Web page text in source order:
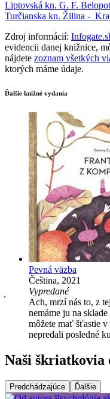
Liptovská kn. G. F.
Turčianska kn. Žilina -
Zdroj informácií:
evidencii danej knižnice,
nájdete zoznam všetkých
ktorých máme údaje.
Ďalšie knižné vydania
Pevná väzba
Čeština, 2021
Vypredané
Ach, mrzí nás to, z
nemáme ju na
môžete mať šťastie
nepredali posledné
Naši škriatkovia
Predchádzajúce Ďalšie